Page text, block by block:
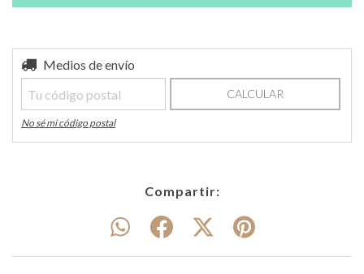
Entregas para el CP:
Medios de envío
CALCULAR
No sé mi código postal
Compartir: